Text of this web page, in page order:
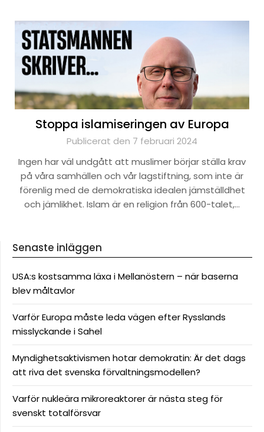
Stoppa islamiseringen av Europa
Publicerat den 7 februari 2024
Ingen har väl undgått att muslimer börjar ställa krav
på våra samhällen och vår lagstiftning, som inte är
förenlig med de demokratiska idealen jämställdhet
och jämlikhet. Islam är en religion från 600-talet,…
Senaste inläggen
USA:s kostsamma läxa i Mellanöstern – när baserna
blev måltavlor
Varför Europa måste leda vägen efter Rysslands
misslyckande i Sahel
Myndighetsaktivismen hotar demokratin: Är det dags
att riva det svenska förvaltningsmodellen?
Varför nukleära mikroreaktorer är nästa steg för
svenskt totalförsvar